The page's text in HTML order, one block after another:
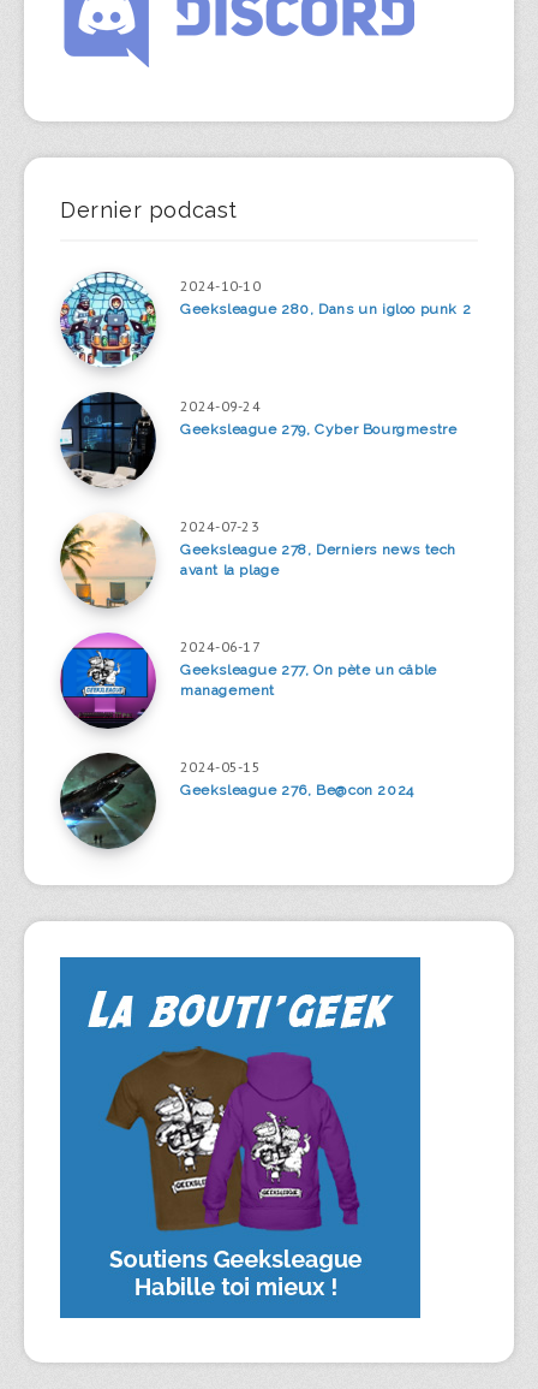
Dernier podcast
2024-10-10
Geeksleague 280, Dans un igloo punk 2
2024-09-24
Geeksleague 279, Cyber Bourgmestre
2024-07-23
Geeksleague 278, Derniers news tech
avant la plage
2024-06-17
Geeksleague 277, On pète un câble
management
2024-05-15
Geeksleague 276, Be@con 2024